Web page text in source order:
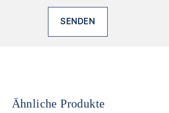
Ähnliche Produkte